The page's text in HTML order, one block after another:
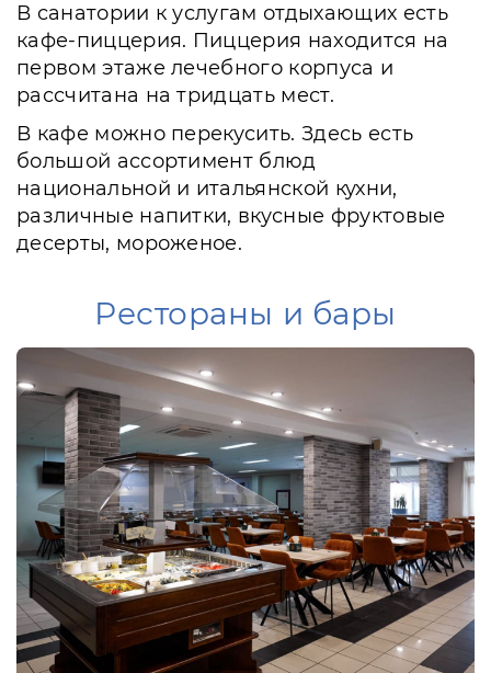
В санатории к услугам отдыхающих есть
кафе-пиццерия. Пиццерия находится на
первом этаже лечебного корпуса и
рассчитана на тридцать мест.
В кафе можно перекусить. Здесь есть
большой ассортимент блюд
национальной и итальянской кухни,
различные напитки, вкусные фруктовые
десерты, мороженое.
Рестораны и бары